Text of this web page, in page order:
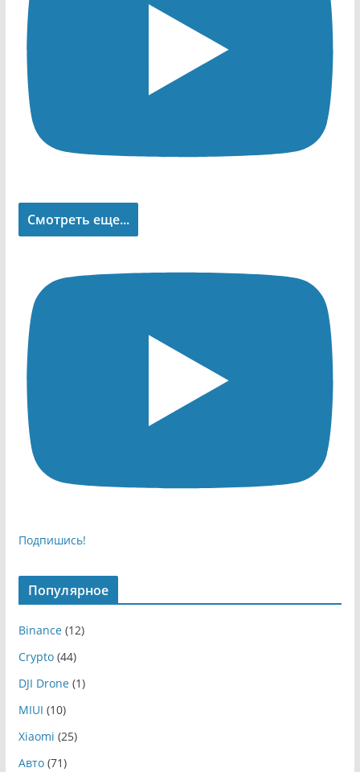
Смотреть еще...
Подпишись!
Популярное
Binance(12)
Crypto(44)
DJI Drone(1)
MIUI (10)
Xiaomi (25)
Авто(71)